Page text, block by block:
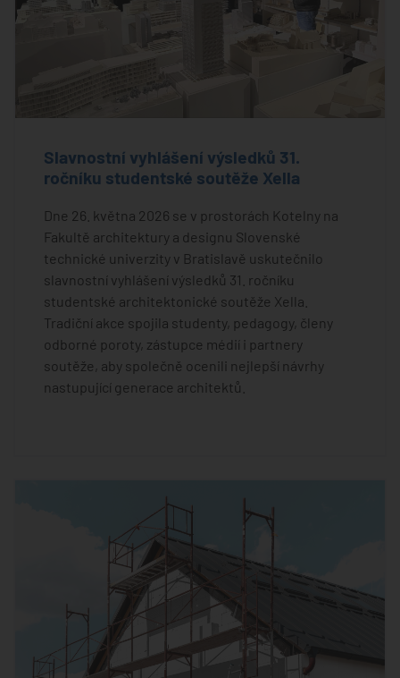
Slavnostní vyhlášení výsledků 31.
ročníku studentské soutěže Xella
Dne 26. května 2026 se v prostorách Kotelny na
Fakultě architektury a designu Slovenské
technické univerzity v Bratislavě uskutečnilo
slavnostní vyhlášení výsledků 31. ročníku
studentské architektonické soutěže Xella.
Tradiční akce spojila studenty, pedagogy, členy
odborné poroty, zástupce médií i partnery
soutěže, aby společně ocenili nejlepší návrhy
nastupující generace architektů.